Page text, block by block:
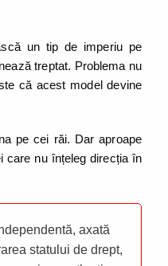
un tip de imperiu pe
treptat. Problema nu
că acest model devine
pe cei răi. Dar aproape
care nu înțeleg direcția în
axată
statului de drept,